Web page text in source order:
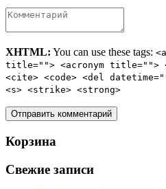
XHTML: You can use these tags:
title=""> <acronym title="">
<cite> <code> <del
<s> <strike> <strong>
Корзина
Свежие записи